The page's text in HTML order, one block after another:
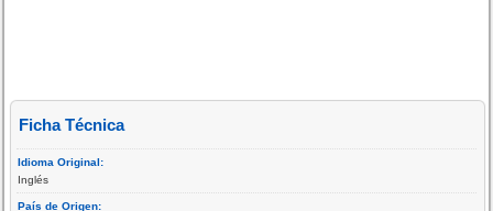
Ficha Técnica
Idioma Original:
Inglés
País de Origen: